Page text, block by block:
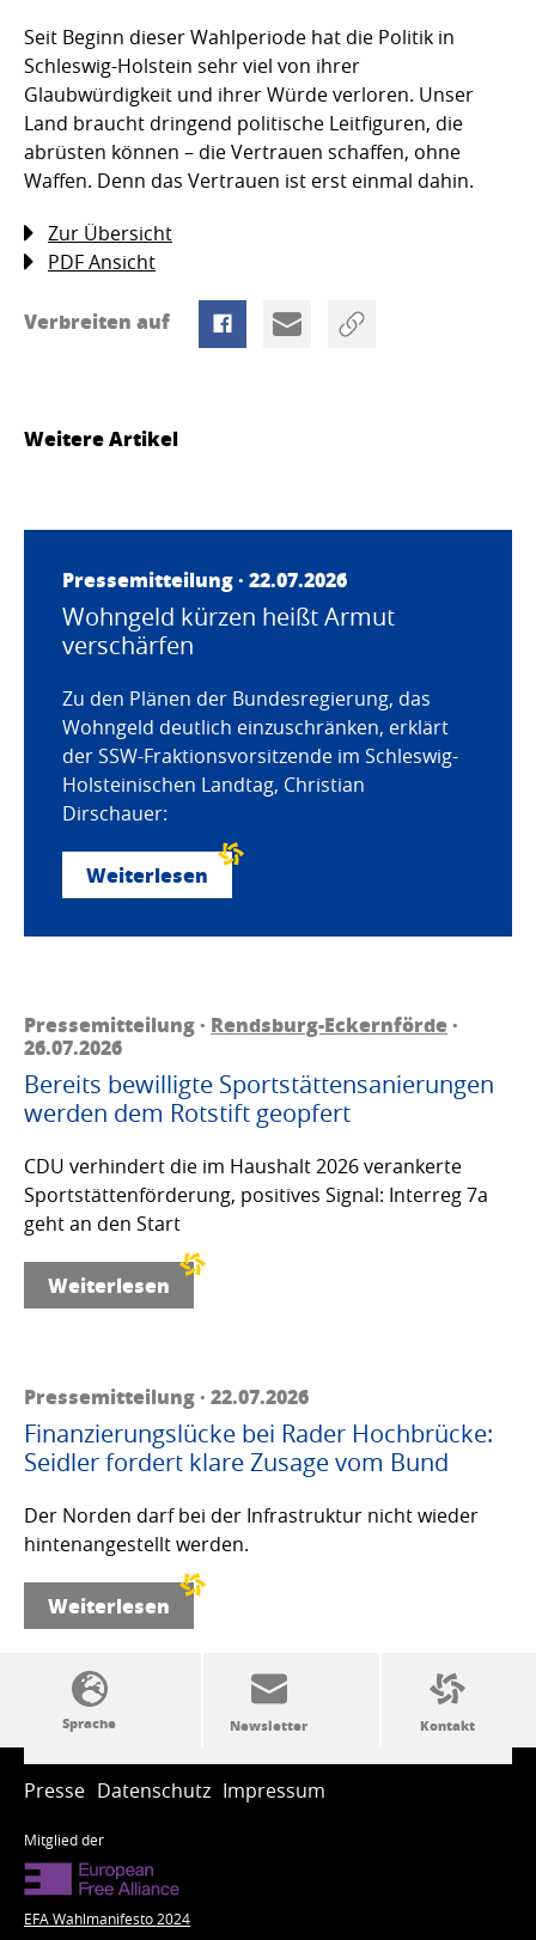
Seit Beginn dieser Wahlperiode hat die Politik in
Schleswig-Holstein sehr viel von ihrer
Glaubwürdigkeit und ihrer Würde verloren. Unser
Land braucht dringend politische Leitfiguren, die
abrüsten können – die Vertrauen schaffen, ohne
Waffen. Denn das Vertrauen ist erst einmal dahin.
Zur Übersicht
PDF Ansicht
Verbreiten auf
Weitere Artikel
Pressemitteilung · 22.07.2026
Wohngeld kürzen heißt Armut
verschärfen
Zu den Plänen der Bundesregierung, das
Wohngeld deutlich einzuschränken, erklärt
der SSW-Fraktionsvorsitzende im Schleswig-
Holsteinischen Landtag, Christian
Dirschauer:
Weiterlesen
Pressemitteilung · Rendsburg-Eckernförde·
26.07.2026
Bereits bewilligte Sportstättensanierungen
werden dem Rotstift geopfert
CDU verhindert die im Haushalt 2026 verankerte
Sportstättenförderung, positives Signal: Interreg 7a
geht an den Start
Weiterlesen
Pressemitteilung · 22.07.2026
Finanzierungslücke bei Rader Hochbrücke:
Seidler fordert klare Zusage vom Bund
Der Norden darf bei der Infrastruktur nicht wieder
hintenangestellt werden.
Weiterlesen
SSW-Politik von A bis Z
Presse Datenschutz Impressum
Mitglied der
EFA Wahlmanifesto 2024